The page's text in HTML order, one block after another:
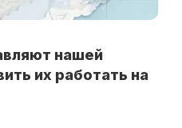
нашей
их работать на